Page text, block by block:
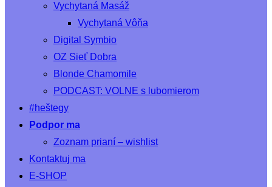
Vychytaná Masáž
Vychytaná Vôňa
Digital Symbio
OZ Sieť Dobra
Blonde Chamomile
PODCAST: VOLNE s lubomierom
#heštegy
Podpor ma
Zoznam prianí – wishlist
Kontaktuj ma
E-SHOP